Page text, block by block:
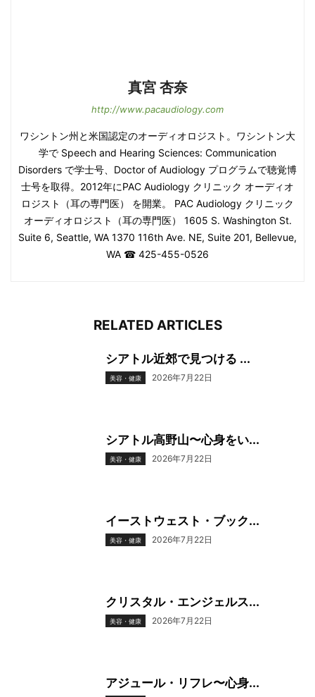
真宮 杏奈
http://www.pacaudiology.com
ワシントン州と米国認定のオーディオロジスト。ワシントン大
学で Speech and Hearing Sciences: Communication
Disorders で学士号、Doctor of Audiology プログラムで聴覚博
士号を取得。2012年にPAC Audiology クリニック オーディオ
ロジスト（耳の専門医） を開業。 PAC Audiology クリニック
オーディオロジスト（耳の専門医） 1605 S. Washington St.
Suite 6, Seattle, WA 1370 116th Ave. NE, Suite 201, Bellevue,
WA ☎ 425-455-0526
RELATED ARTICLES
シアトル近郊で見つける ...
美容・健康 2026年7月22日
シアトル高野山〜心身をい...
美容・健康 2026年7月22日
イーストウェスト・ブック...
美容・健康 2026年7月22日
クリスタル・エンジェルス...
美容・健康 2026年7月22日
アジュール・リフレ〜心身...